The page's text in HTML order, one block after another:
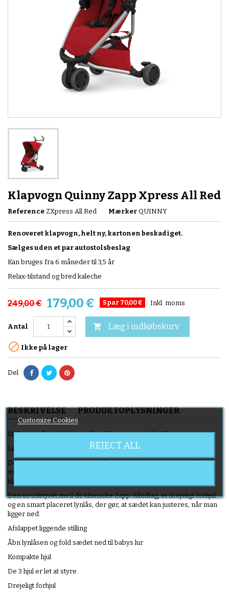
Klapvogn Quinny Zapp Xpress All Red
Reference ZXpress All Red Mærker QUINNY
Renoveret klapvogn, helt ny, kartonen beskadiget.
Sælges uden et par autostolsbeslag
Kan bruges fra 6 måneder til 3,5 år
Relax-tilstand og bred kaleche
249,00 € 179,00 € Spar 70,00 € Inkl. moms
Antal  Læg i indkøbskurv
 Ikke på lager
Del
BESKRIVELSE PRODUKTOPLYSNINGER
Et design så praktisk, som forældre nogensinde vil have set!
Let og ultrakompakt, når den er foldet.
Det er den perfekte klapvogn til et barn, der allerede kan sidde op,
men den er også velegnet fra fødslen i kombination med en Lux
klapvogn eller en Bébé Confort cosi autostol.
Den er udstyret med de klassiske Zapp-håndtag, et drejeligt forhjul
og en smart placeret lynlås, der gør, at sædet kan justeres, når man
ligger ned.
Afslappet liggende stilling
Åbn lynlåsen og fold sædet ned til babys lur
Kompakte hjul
De 3 hjul er let at styre.
Drejeligt forhjul
Customize Cookies
REJECT ALL